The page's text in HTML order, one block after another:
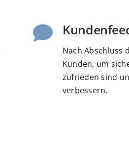
Nach Abschluss
Kunden, um
zufrieden sind
verbessern.